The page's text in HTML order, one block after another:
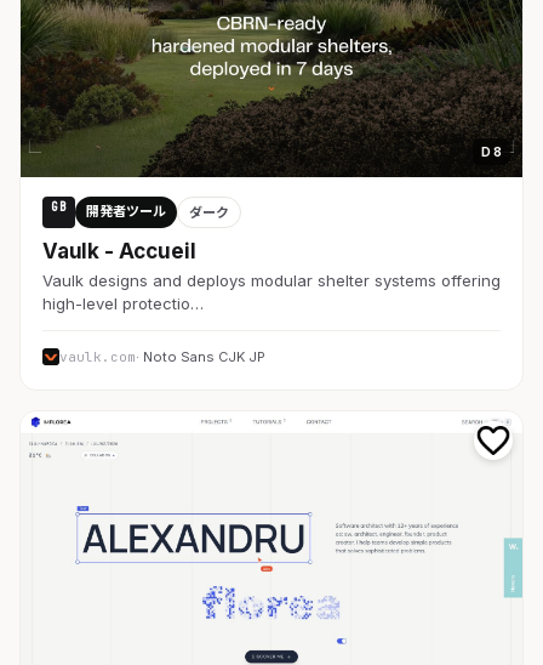
D 8
GB 開発者ツール ダーク
Vaulk - Accueil
Vaulk designs and deploys modular shelter systems offering
high-level protectio…
vaulk.com· Noto Sans CJK JP